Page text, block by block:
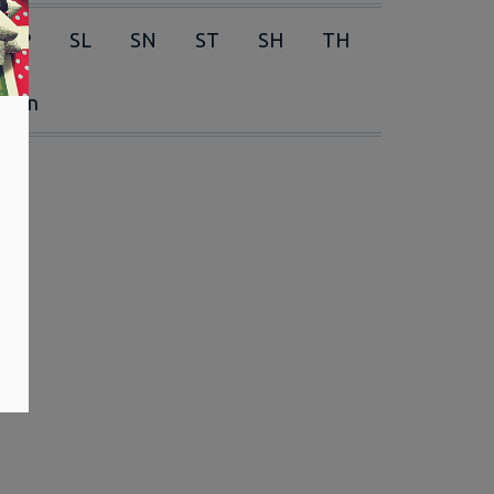
RP SL SN ST SH TH